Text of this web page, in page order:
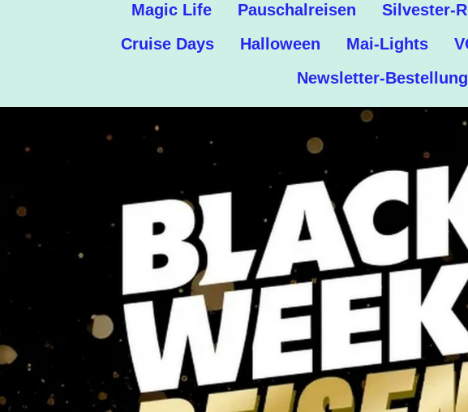
Magic Life
Pauschalreisen Silvester-
Cruise Days
Halloween Mai-Lights
Newsletter-Bestellung